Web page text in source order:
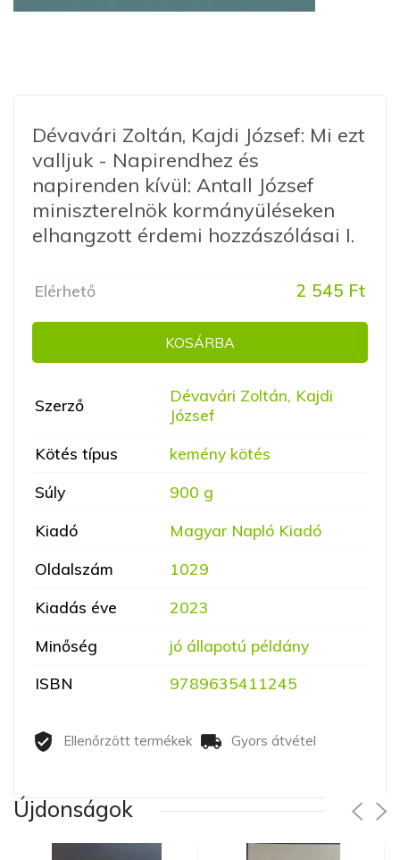
Dévavári Zoltán, Kajdi József: Mi ezt
valljuk - Napirendhez és
napirenden kívül: Antall József
miniszterelnök kormányüléseken
elhangzott érdemi hozzászólásai I.
Elérhető 2 545 Ft
KOSÁRBA
Szerző
Dévavári Zoltán, Kajdi
József
Kötés típus
kemény kötés
Súly
900 g
Kiadó
Magyar Napló Kiadó
Oldalszám
1029
Kiadás éve
2023
Minőség
jó állapotú példány
ISBN
9789635411245
Ellenőrzött termékek Gyors átvétel
Újdonságok